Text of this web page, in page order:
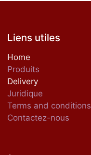
Liens utiles
Home
Produits
Delivery
Juridique
Terms and conditions
Contactez-nous